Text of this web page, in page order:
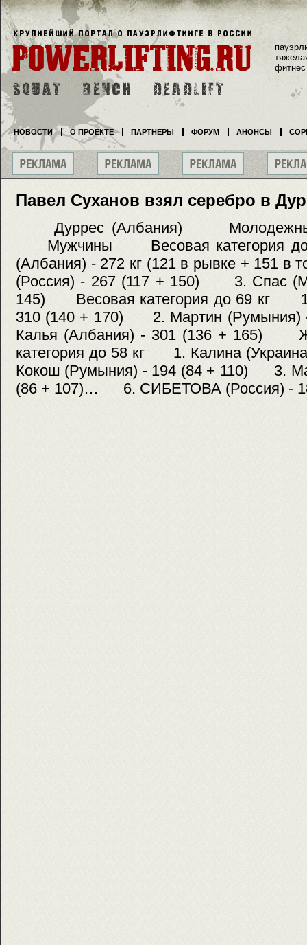
Павел Суханов взял серебро в
Дуррес (Албания) Молодежный
Мужчины Весовая категория
(Албания) - 272 кг (121 в рывке +
(Россия) - 267 (117 + 150) 3. Спас
145) Весовая категория до 69 кг
310 (140 + 170) 2. Мартин
Калья (Албания) - 301 (136 +
категория до 58 кг 1. Калина
Кокош (Румыния) - 194 (84 + 110) 3.
(86 + 107)… 6. СИБЕТОВА (Россия) -
фитнес
НОВОСТИ О ПРОЕКТЕ ПАРТНЕРЫ ФОРУМ АНОНСЫ